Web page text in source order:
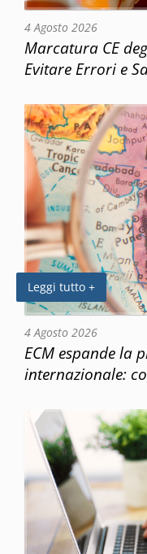
4 Agosto 2026
Marcatura CE
Evitare Errori e
Leggi tutto +
4 Agosto 2026
ECM espande la
internazionale: